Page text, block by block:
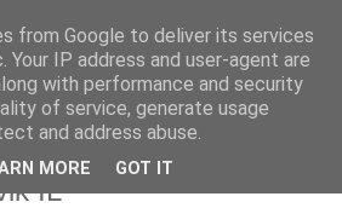
IL
from Google to deliver its services
Your IP address and user-agent are
with performance and security
of service, generate usage
and address abuse.
MORE GOT IT